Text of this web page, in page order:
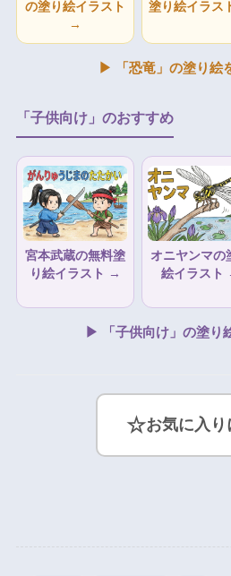
の塗り絵イラスト
→
塗り絵イラス
▶ 「恐竜」の塗り絵
「子供向け」のおすすめ
宮本武蔵の無料塗
り絵イラスト →
オニヤンマの
絵イラスト
▶ 「子供向け」の塗り
☆お気に入り